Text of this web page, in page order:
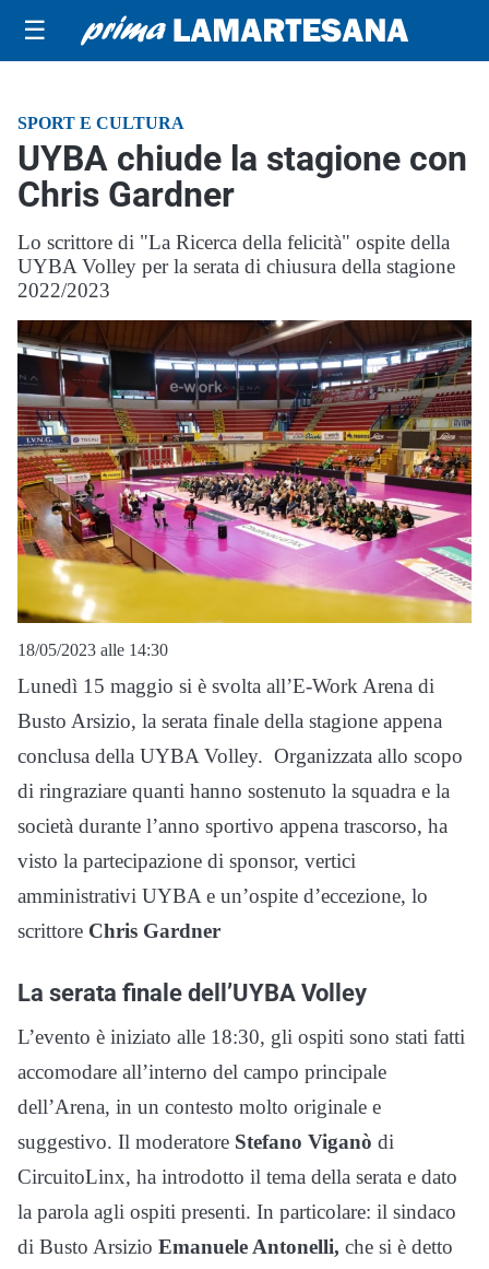
☰
SPORT E CULTURA
UYBA chiude la stagione con
Chris Gardner
Lo scrittore di "La Ricerca della felicità" ospite della
UYBA Volley per la serata di chiusura della stagione
2022/2023
18/05/2023 alle 14:30
Lunedì 15 maggio si è svolta all’E-Work Arena di
Busto Arsizio, la serata finale della stagione appena
conclusa della UYBA Volley. Organizzata allo scopo
di ringraziare quanti hanno sostenuto la squadra e la
società durante l’anno sportivo appena trascorso, ha
visto la partecipazione di sponsor, vertici
amministrativi UYBA e un’ospite d’eccezione, lo
scrittore Chris Gardner
La serata finale dell’UYBA Volley
L’evento è iniziato alle 18:30, gli ospiti sono stati fatti
accomodare all’interno del campo principale
dell’Arena, in un contesto molto originale e
suggestivo. Il moderatore Stefano Viganò di
CircuitoLinx, ha introdotto il tema della serata e dato
la parola agli ospiti presenti. In particolare: il sindaco
di Busto Arsizio Emanuele Antonelli, che si è detto